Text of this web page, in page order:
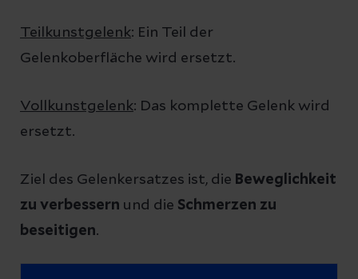
Teilkunstgelenk: Ein Teil der
Gelenkoberfläche wird ersetzt.
Vollkunstgelenk: Das komplette Gelenk wird
ersetzt.
Ziel des Gelenkersatzes ist, die Beweglichkeit
zu verbessern und die Schmerzen zu
beseitigen.